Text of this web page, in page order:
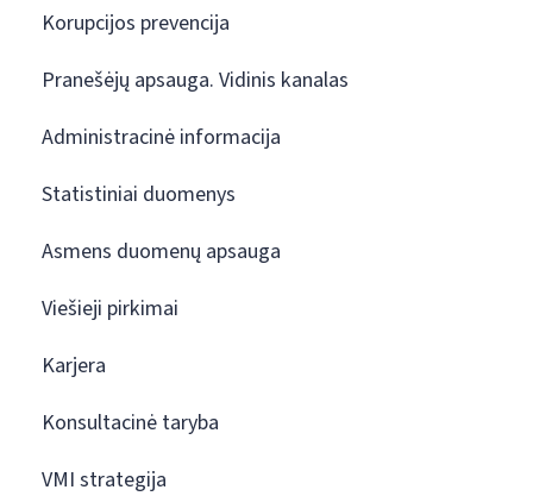
Korupcijos prevencija
Pranešėjų apsauga. Vidinis kanalas
Administracinė informacija
Statistiniai duomenys
Asmens duomenų apsauga
Viešieji pirkimai
Karjera
Konsultacinė taryba
VMI strategija